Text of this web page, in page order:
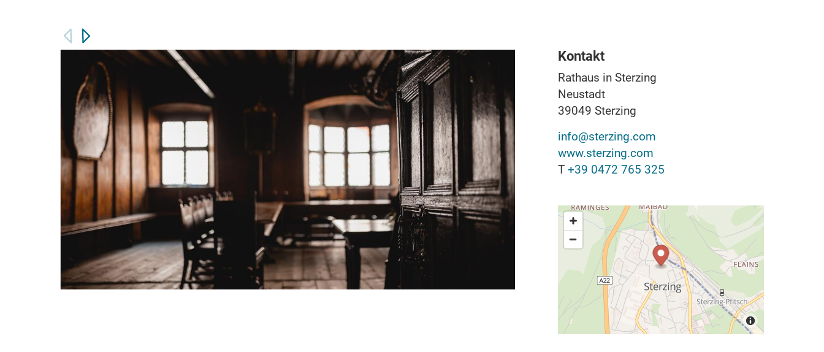
Kontakt
Rathaus in Sterzing
Neustadt
39049 Sterzing
info@sterzing.com
www.sterzing.com
T +39 0472 765 325